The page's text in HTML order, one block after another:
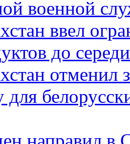
военной
ввел
до
отменил
для